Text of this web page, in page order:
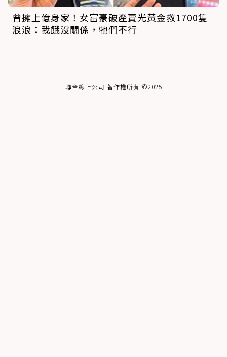
曾擁上億身家！女富豪破產賣光黃金救1700隻
浪浪：我餓沒關係，牠們不行
聯合線上公司 著作權所有 ©2025